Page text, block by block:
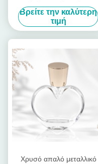
μέγεθος και κομψή
διακόσμηση για πολυτελή
αρώματα
Βρείτε την καλύτερη
τιμή
Χρυσό απαλό μεταλλικό